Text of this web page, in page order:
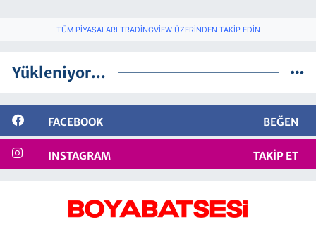
TÜM PIYASALARI TRADINGVIEW ÜZERINDEN TAKIP EDIN
Yükleniyor...
FACEBOOK BEĞEN
INSTAGRAM TAKIP ET